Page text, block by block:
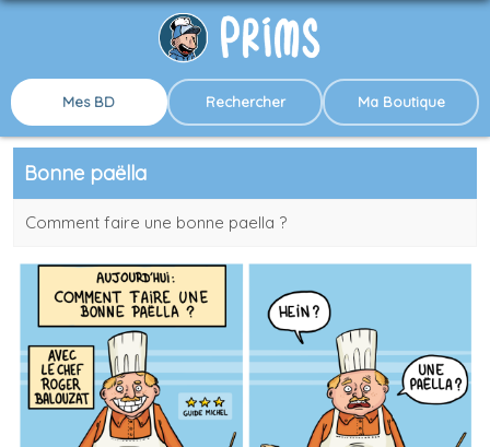
Mes BD Rechercher Ma Boutique
Bonne paëlla
Comment faire une bonne paella ?